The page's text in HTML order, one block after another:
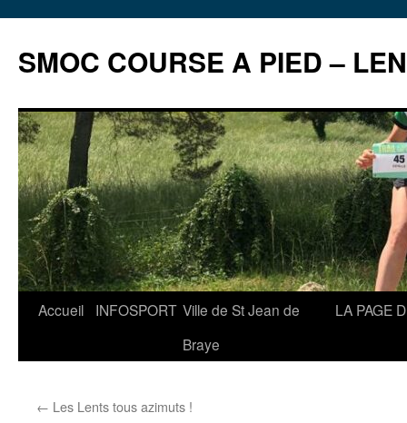
contenu
SMOC COURSE A PIED –
Accueil INFOSPORT Ville de St Jean de
Braye
LA PAGE
← Les Lents tous azimuts !